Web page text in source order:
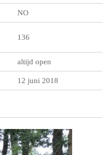
NO
136
altijd open
12 juni 2018